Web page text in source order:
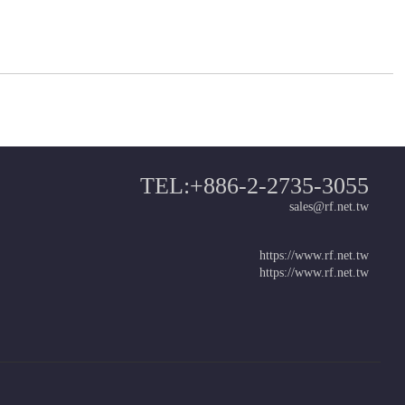
TEL:+886-2-2735-3055
sales@rf.net.tw
https://www.rf.net.tw
https://www.rf.net.tw